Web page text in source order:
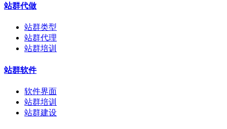
站群代做
站群类型
站群代理
站群培训
站群软件
软件界面
站群培训
站群建设